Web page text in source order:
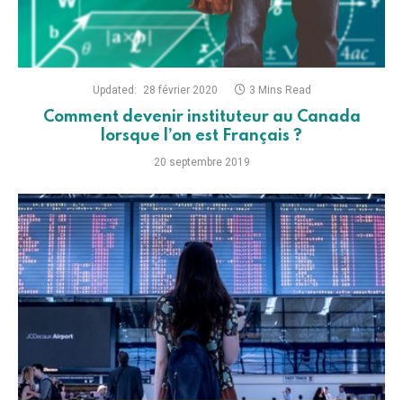
Updated: 28 février 2020 3 Mins Read
Comment devenir instituteur au Canada
lorsque l’on est Français ?
20 septembre 2019